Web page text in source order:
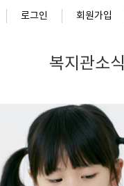
로그인 회원가입
복지관소식